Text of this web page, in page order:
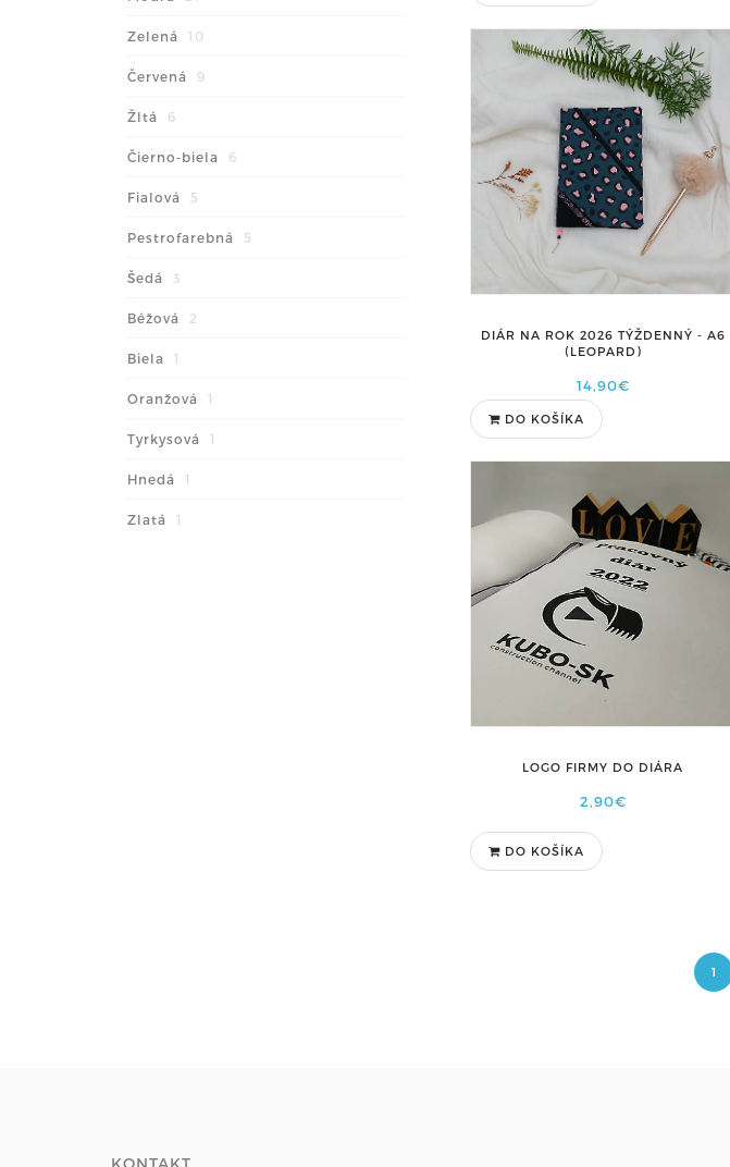
Zelená 10
Červená 9
Žltá 6
Čierno-biela 6
Fialová 5
Pestrofarebná 5
Šedá 3
Béžová 2
Biela 1
Oranžová 1
Tyrkysová 1
Hnedá 1
Zlatá 1
DIÁR NA ROK 2026 TÝŽDENNÝ - A6
(LEOPARD)
14,90€
DO KOŠÍKA
LOGO FIRMY DO DIÁRA
2,90€
DO KOŠÍKA
1
KONTAKT